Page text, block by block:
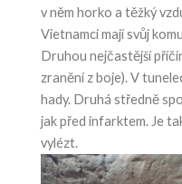
v něm horko a těžký
Vietnamci mají svůj
Druhou nejčastější
zranění z boje). V
hady. Druhá středně
jak před infarktem. Je
vylézt.